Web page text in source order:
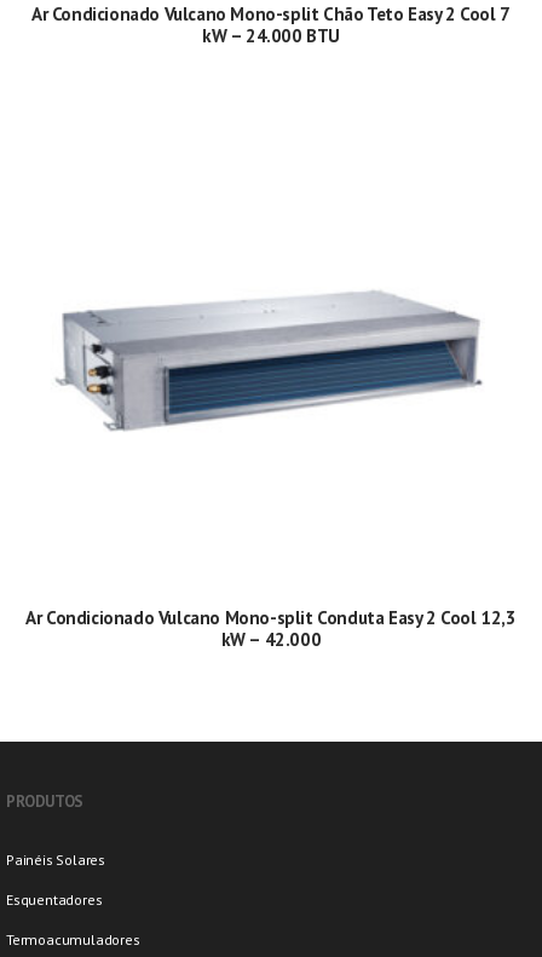
Ar Condicionado Vulcano Mono-split Chão Teto Easy 2 Cool 7
kW – 24.000 BTU
Ar Condicionado Vulcano Mono-split Conduta Easy 2 Cool 12,3
kW – 42.000
PRODUTOS
Painéis Solares
Esquentadores
Termoacumuladores